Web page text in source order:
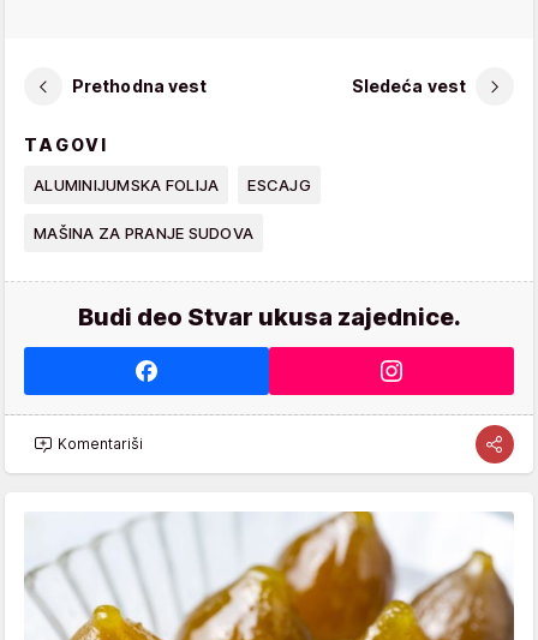
Prethodna vest Sledeća vest
TAGOVI
ALUMINIJUMSKA FOLIJA ESCAJG
MAŠINA ZA PRANJE SUDOVA
Budi deo Stvar ukusa zajednice.
Komentariši